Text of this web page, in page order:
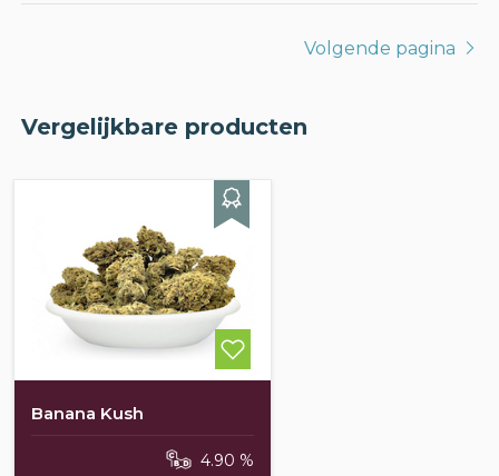
Volgende pagina
Vergelijkbare producten
Banana Kush
4.90 %